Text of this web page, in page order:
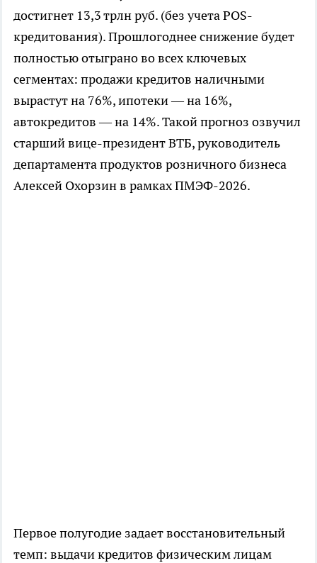
достигнет 13,3 трлн руб. (без учета POS-
кредитования). Прошлогоднее снижение будет
полностью отыграно во всех ключевых
сегментах: продажи кредитов наличными
вырастут на 76%, ипотеки — на 16%,
автокредитов — на 14%. Такой прогноз озвучил
старший вице-президент ВТБ, руководитель
департамента продуктов розничного бизнеса
Алексей Охорзин в рамках ПМЭФ-2026.
Первое полугодие задает восстановительный
темп: выдачи кредитов физическим лицам